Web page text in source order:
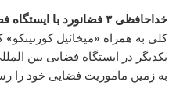
خداحافظی ۳ فضانورد با ایستگاه فضایی بین‌المللی! +عکس
کلی به همراه «میخائیل کورنینکو»
یکدیگر در ایستگاه فضایی بین
به زمین ماموریت فضایی خود را